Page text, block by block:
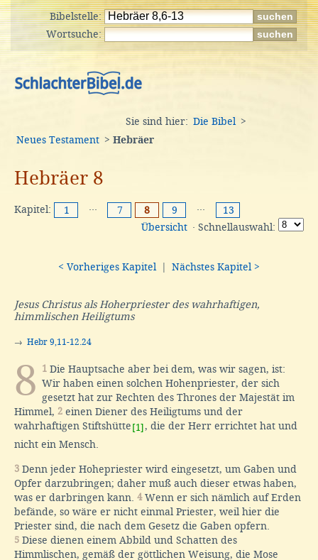
Bibelstelle:
Wortsuche:
Sie sind hier: Die Bibel
>
Neues Testament > Hebräer
Hebräer 8
Kapitel: 1 ··· 7 8 9 ···
13
Übersicht · Schnellauswahl:
< Vorheriges Kapitel Nächstes Kapitel >
Jesus Christus als Hoherpriester des wahrhaftigen,
himmlischen Heiligtums
→ Hebr 9,11-12.24
8 1 Die Hauptsache aber bei dem, was wir sagen, ist:
Wir haben einen solchen Hohenpriester, der sich
gesetzt hat zur Rechten des Thrones der Majestät im
Himmel, 2 einen Diener des Heiligtums und der
wahrhaftigen Stiftshütte [1] , die der Herr errichtet hat und
nicht ein Mensch.
3 Denn jeder Hohepriester wird eingesetzt, um Gaben und
Opfer darzubringen; daher muß auch dieser etwas haben,
was er darbringen kann. 4Wenn er sich nämlich auf Erden
befände, so wäre er nicht einmal Priester, weil hier die
Priester sind, die nach dem Gesetz die Gaben opfern.
5 Diese dienen einem Abbild und Schatten des
Himmlischen, gemäß der göttlichen Weisung, die Mose